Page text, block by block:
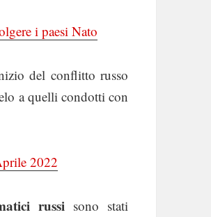
i paesi Nato
del conflitto russo
a quelli condotti con
2022
russi sono stati